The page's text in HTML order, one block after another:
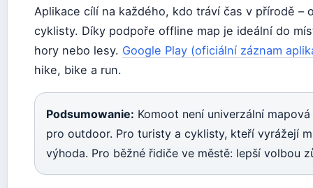
Aplikace cílí na každého, kdo tráví čas v přírodě –
cyklisty. Díky podpoře offline map je ideální do
hory nebo lesy. Google Play (oficiální záznam
hike, bike a run.
Podsumowanie: Komoot není univerzální
pro outdoor. Pro turisty a cyklisty, kteří vyrážejí
výhoda. Pro běžné řidiče ve městě: lepší volbou